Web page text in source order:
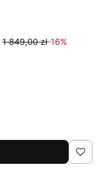
1 849,00 zł-16%